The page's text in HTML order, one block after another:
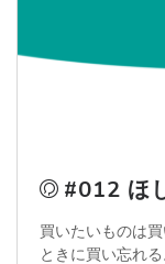
#012 ほ
買いたいものは
ときに買い忘れ